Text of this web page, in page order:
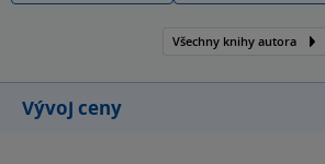
Všechny knihy autora
Vývoj ceny